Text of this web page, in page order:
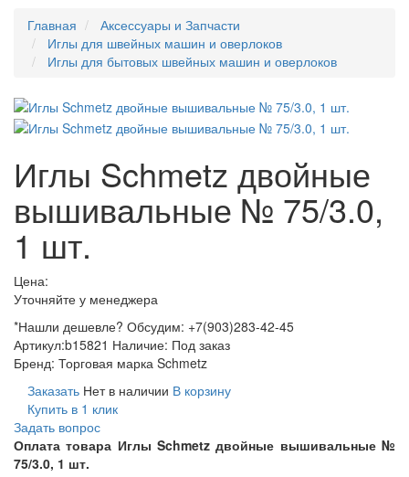
Главная
Аксессуары и Запчасти
Иглы для швейных машин и оверлоков
Иглы для бытовых швейных машин и оверлоков
Иглы Schmetz двойные
вышивальные № 75/3.0,
1 шт.
Цена:
Уточняйте у менеджера
*Нашли дешевле? Обсудим: +7(903)283-42-45
Артикул:b15821 Наличие: Под заказ
Бренд: Торговая марка Schmetz
Заказать Нет в наличии В корзину
Купить в 1 клик
Задать вопрос
Оплата товара Иглы Schmetz двойные вышивальные №
75/3.0, 1 шт.